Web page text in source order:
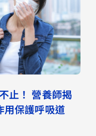
止！ 營養師揭
用保護呼吸道